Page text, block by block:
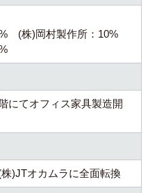
(株)岡村製作所：10%
にてオフィス家具製造開
)JTオカムラに全面転換